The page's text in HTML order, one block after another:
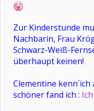
Zur Kinderstunde
Nachbarin, Frau
Schwarz-Weiß-
überhaupt keinen!
Clementine
schöner fand ich :